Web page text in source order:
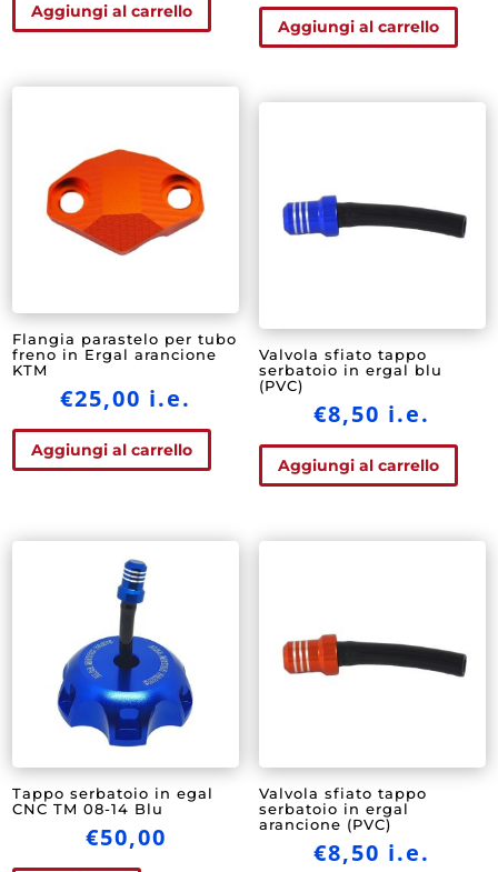
Aggiungi al carrello
Aggiungi al carrello
Flangia parastelo per tubo
freno in Ergal arancione
KTM
€25,00 i.e.
Aggiungi al carrello
Valvola sfiato tappo
serbatoio in ergal blu
(PVC)
€8,50 i.e.
Aggiungi al carrello
Tappo serbatoio in egal
CNC TM 08-14 Blu
€50,00
Valvola sfiato tappo
serbatoio in ergal
arancione (PVC)
€8,50 i.e.